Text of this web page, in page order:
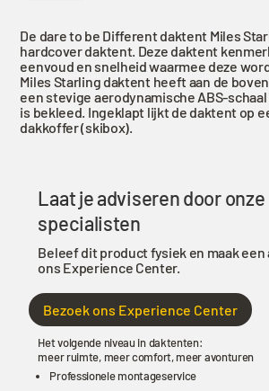
Different
Miles
Starling
zwart/groen
2
De dare to be Different daktent Miles
hardcover daktent. Deze daktent
eenvoud en snelheid waarmee deze
Miles Starling daktent heeft aan de
een stevige aerodynamische ABS-
is bekleed. Ingeklapt lijkt de daktent op
dakkoffer (skibox).
Laat je adviseren door onze
specialisten
Beleef dit product fysiek en maak een
ons Experience Center.
Bezoek ons Experience Center
Het volgende niveau in daktenten:
meer ruimte, meer comfort, meer avonturen
Professionele montageservice